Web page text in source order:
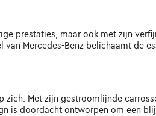
prestaties, maar ook met zijn
Mercedes-Benz belichaamt de
zich. Met zijn gestroomlijnde
is doordacht ontworpen om een